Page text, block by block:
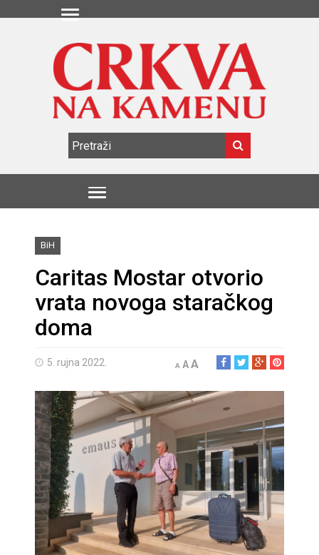
BiH
Caritas Mostar otvorio
vrata novoga staračkog
doma
5. rujna 2022. A AA